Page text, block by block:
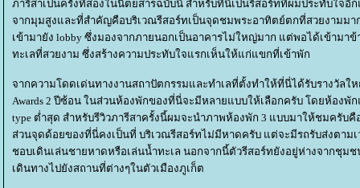
ภารีสาเป็นครั้งที่สองในนิตยสารฉบับนี้ สำหรับที่นี่เป็นรีสอร์ทที่ผมประทับใจอี
จากมุมสูงและที่สำคัญคือบริเวณรีสอร์ทเป็นจุดชมพระอาทิตย์ตกที่สวยงามม
เข้ามายัง lobby ซึ่งมองจากภายนอกเป็นอาคารไม่ใหญ่มาก แต่พอได้เข้ามา
ทะเลที่สวยงาม ซึ่งสร้างความประทับใจแรกเห็นให้แก่แขกที่เข้าพัก
จากความโดดเด่นทางงานสถาปัตกรรมและทำเลที่ตั้งทำให้ที่นี่ได้รับรางวัลใ
Awards 2 ปีซ้อน ในส่วนห้องพักของที่นี่จะมีหลายแบบให้เลือกครับ โดยห้อง
type ต่ำสุด สำหรับรีวิวภารีสาครั้งนี้ผมจะนำภาพห้องพัก 3 แบบมาให้ชมครับคือ
ส่วนจุดด้อยของที่นี่คงเป็นที่ บริเวณรีสอร์ทไม่มีหาดครับ แต่จะมีรถรับส่งตา
ชอบเดินเล่นชายหาดหรือเล่นน้ำทะเล นอกจากนี้ตัวรีสอร์ทยังอยู่ห่างจากชุม
เดินทางไปยังสถานที่ต่างๆในตัวเมืองภูเก็ต